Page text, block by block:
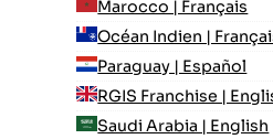
Marocco | Français
Océan Indien |
Paraguay | Español
RGIS Franchise |
Saudi Arabia | English